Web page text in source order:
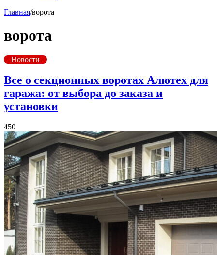
Главная/ворота
ворота
Новости
Все о секционных воротах Алютех для
гаража: от выбора до заказа и
установки
450